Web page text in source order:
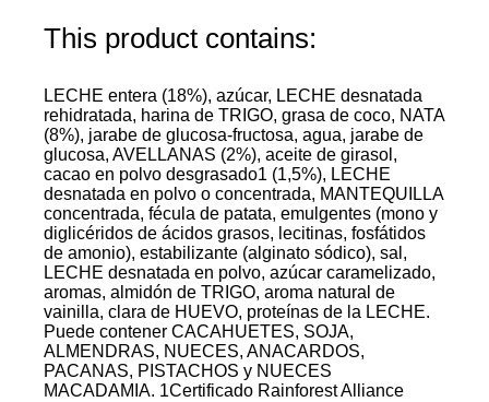
This product contains:
LECHE entera (18%), azúcar, LECHE desnatada
rehidratada, harina de TRIGO, grasa de coco, NATA
(8%), jarabe de glucosa-fructosa, agua, jarabe de
glucosa, AVELLANAS (2%), aceite de girasol,
cacao en polvo desgrasado1 (1,5%), LECHE
desnatada en polvo o concentrada, MANTEQUILLA
concentrada, fécula de patata, emulgentes (mono y
diglicéridos de ácidos grasos, lecitinas, fosfátidos
de amonio), estabilizante (alginato sódico), sal,
LECHE desnatada en polvo, azúcar caramelizado,
aromas, almidón de TRIGO, aroma natural de
vainilla, clara de HUEVO, proteínas de la LECHE.
Puede contener CACAHUETES, SOJA,
ALMENDRAS, NUECES, ANACARDOS,
PACANAS, PISTACHOS y NUECES
MACADAMIA. 1Certificado Rainforest Alliance